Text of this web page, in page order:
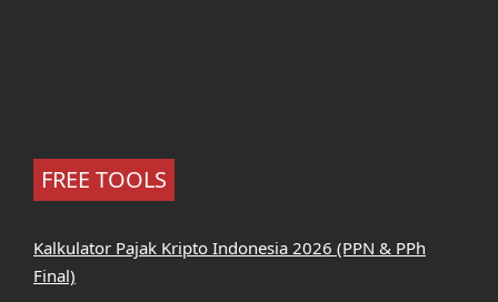
FREE TOOLS
Kalkulator Pajak Kripto Indonesia 2026 (PPN & PPh
Final)